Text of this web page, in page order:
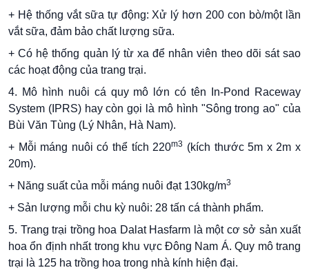
+ Hệ thống vắt sữa tự động: Xử lý hơn 200 con bò/một lần
vắt sữa, đảm bảo chất lượng sữa.
+ Có hệ thống quản lý từ xa để nhân viên theo dõi sát sao
các hoạt động của trang trại.
4. Mô hình nuôi cá quy mô lớn có tên In-Pond Raceway
System (IPRS) hay còn gọi là mô hình "Sông trong ao" của
Bùi Văn Tùng (Lý Nhân, Hà Nam).
+ Mỗi máng nuôi có thể tích 220m3 (kích thước 5m x 2m x
20m).
+ Năng suất của mỗi máng nuôi đạt 130kg/m3
+ Sản lượng mỗi chu kỳ nuôi: 28 tấn cá thành phẩm.
5. Trang trại trồng hoa Dalat Hasfarm là một cơ sở sản xuất
hoa ổn định nhất trong khu vực Đông Nam Á. Quy mô trang
trại là 125 ha trồng hoa trong nhà kính hiện đại.